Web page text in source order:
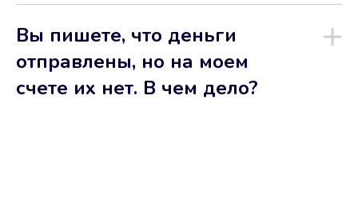
Вы пишете, что деньги
отправлены, но на моем
счете их нет. В чем дело?